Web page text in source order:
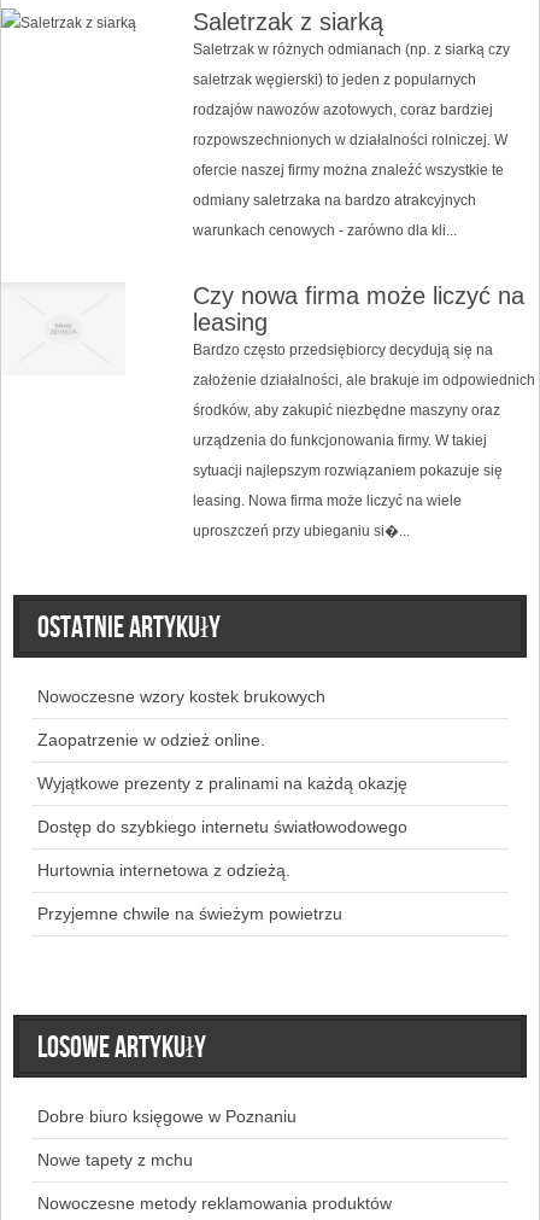
Saletrzak z siarką
Saletrzak w różnych odmianach (np. z siarką czy
saletrzak węgierski) to jeden z popularnych
rodzajów nawozów azotowych, coraz bardziej
rozpowszechnionych w działalności rolniczej. W
ofercie naszej firmy można znaleźć wszystkie te
odmiany saletrzaka na bardzo atrakcyjnych
warunkach cenowych - zarówno dla kli...
Czy nowa firma może liczyć na
leasing
Bardzo często przedsiębiorcy decydują się na
założenie działalności, ale brakuje im odpowiednich
środków, aby zakupić niezbędne maszyny oraz
urządzenia do funkcjonowania firmy. W takiej
sytuacji najlepszym rozwiązaniem pokazuje się
leasing. Nowa firma może liczyć na wiele
uproszczeń przy ubieganiu si�...
Ostatnie artykuły
Nowoczesne wzory kostek brukowych
Zaopatrzenie w odzież online.
Wyjątkowe prezenty z pralinami na każdą okazję
Dostęp do szybkiego internetu światłowodowego
Hurtownia internetowa z odzieżą.
Przyjemne chwile na świeżym powietrzu
Losowe artykuły
Dobre biuro księgowe w Poznaniu
Nowe tapety z mchu
Nowoczesne metody reklamowania produktów